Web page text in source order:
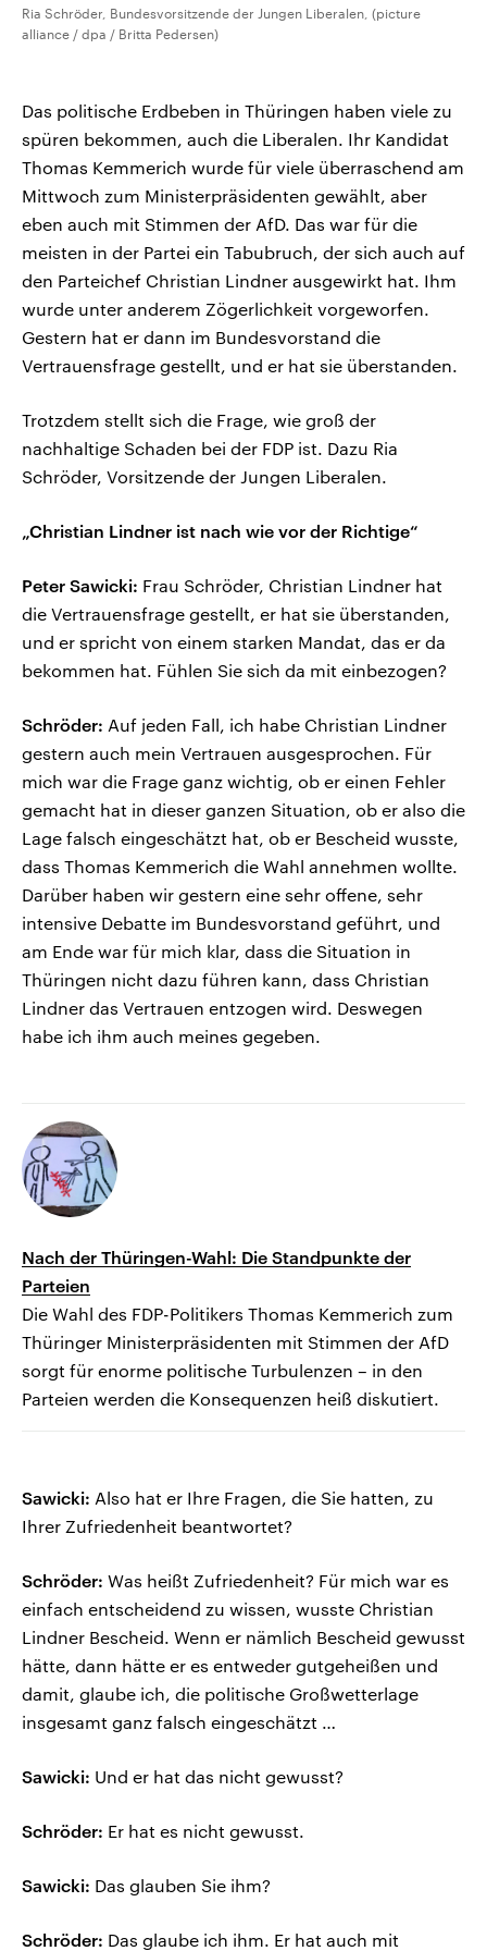
Ria Schröder, Bundesvorsitzende der Jungen Liberalen, (picture
alliance / dpa / Britta Pedersen)
Das politische Erdbeben in Thüringen haben viele zu
spüren bekommen, auch die Liberalen. Ihr Kandidat
Thomas Kemmerich wurde für viele überraschend am
Mittwoch zum Ministerpräsidenten gewählt, aber
eben auch mit Stimmen der AfD. Das war für die
meisten in der Partei ein Tabubruch, der sich auch auf
den Parteichef Christian Lindner ausgewirkt hat. Ihm
wurde unter anderem Zögerlichkeit vorgeworfen.
Gestern hat er dann im Bundesvorstand die
Vertrauensfrage gestellt, und er hat sie überstanden.
Trotzdem stellt sich die Frage, wie groß der
nachhaltige Schaden bei der FDP ist. Dazu Ria
Schröder, Vorsitzende der Jungen Liberalen.
„Christian Lindner ist nach wie vor der Richtige“
Peter Sawicki: Frau Schröder, Christian Lindner hat
die Vertrauensfrage gestellt, er hat sie überstanden,
und er spricht von einem starken Mandat, das er da
bekommen hat. Fühlen Sie sich da mit einbezogen?
Schröder: Auf jeden Fall, ich habe Christian Lindner
gestern auch mein Vertrauen ausgesprochen. Für
mich war die Frage ganz wichtig, ob er einen Fehler
gemacht hat in dieser ganzen Situation, ob er also die
Lage falsch eingeschätzt hat, ob er Bescheid wusste,
dass Thomas Kemmerich die Wahl annehmen wollte.
Darüber haben wir gestern eine sehr offene, sehr
intensive Debatte im Bundesvorstand geführt, und
am Ende war für mich klar, dass die Situation in
Thüringen nicht dazu führen kann, dass Christian
Lindner das Vertrauen entzogen wird. Deswegen
habe ich ihm auch meines gegeben.
Nach der Thüringen-Wahl: Die Standpunkte der
Parteien
Die Wahl des FDP-Politikers Thomas Kemmerich zum
Thüringer Ministerpräsidenten mit Stimmen der AfD
sorgt für enorme politische Turbulenzen – in den
Parteien werden die Konsequenzen heiß diskutiert.
Sawicki: Also hat er Ihre Fragen, die Sie hatten, zu
Ihrer Zufriedenheit beantwortet?
Schröder: Was heißt Zufriedenheit? Für mich war es
einfach entscheidend zu wissen, wusste Christian
Lindner Bescheid. Wenn er nämlich Bescheid gewusst
hätte, dann hätte er es entweder gutgeheißen und
damit, glaube ich, die politische Großwetterlage
insgesamt ganz falsch eingeschätzt …
Sawicki: Und er hat das nicht gewusst?
Schröder: Er hat es nicht gewusst.
Sawicki: Das glauben Sie ihm?
Schröder: Das glaube ich ihm. Er hat auch mit